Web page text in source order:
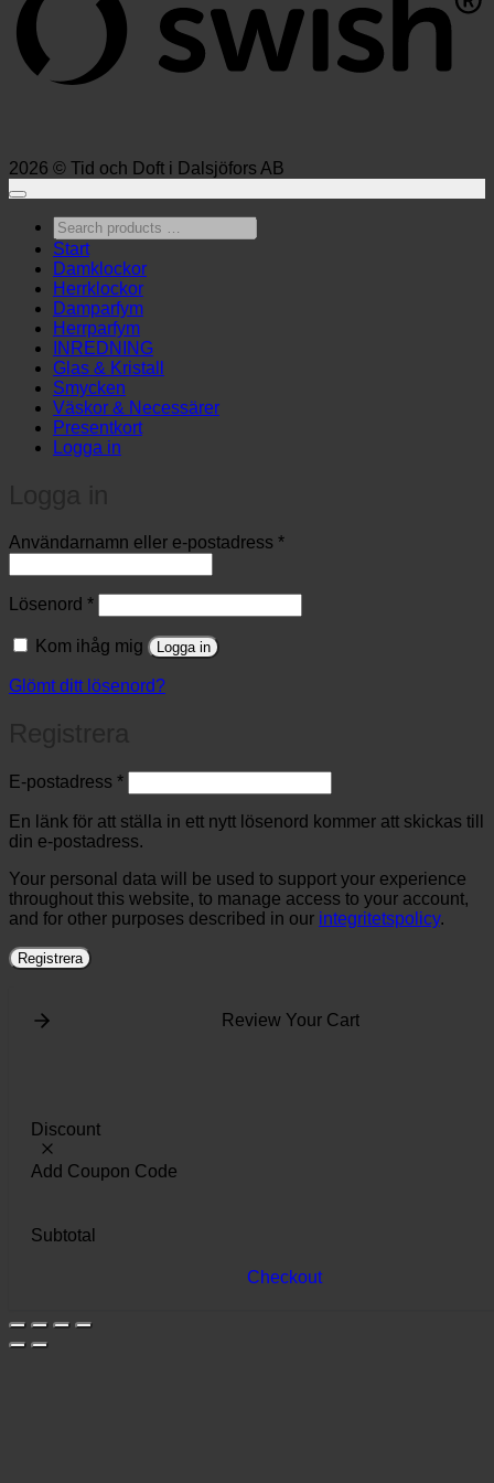
2026 © Tid och Doft i Dalsjöfors AB
Search
products
…
Start
Damklockor
Herrklockor
Damparfym
Herrparfym
INREDNING
Glas & Kristall
Smycken
Väskor & Necessärer
Presentkort
Logga in
Användarnamn eller e-postadress *Obligatoriskt
Lösenord *Obligatoriskt
Kom ihåg mig Logga in
Glömt ditt lösenord?
E-postadress *Obligatoriskt
En länk för att ställa in ett nytt lösenord kommer att skickas till
din e-postadress.
Your personal data will be used to support your experience
throughout this website, to manage access to your account,
and for other purposes described in our integritetspolicy.
Registrera
Review Your Cart
Discount
Add Coupon Code
Subtotal
Checkout